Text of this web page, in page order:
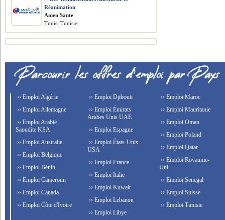
Réanimation
Amen Sante
Tunis, Tunisie
›› Emploi Algérie
›› Emploi Allemagne
›› Emploi Arabie
Saoudite KSA
›› Emploi Australie
›› Emploi Belgique
›› Emploi Bénin
›› Emploi Cameroun
›› Emploi Canada
›› Emploi Côte d'Ivoire
›› Emploi Djibouti
›› Emploi Émirats
Arabes Unis UAE
›› Emploi Espagne
›› Emploi États-Unis
USA
›› Emploi France
›› Emploi Italie
›› Emploi Kuwait
›› Emploi Lebanon
›› Emploi Libye
›› Emploi Maroc
›› Emploi Mauritanie
›› Emploi Oman
›› Emploi Poland
›› Emploi Qatar
›› Emploi Royaume-
Uni
›› Emploi Senegal
›› Emploi Suisse
›› Emploi Tunisie